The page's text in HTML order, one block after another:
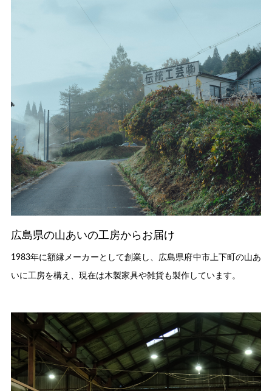
広島県の山あいの工房からお届け
1983年に額縁メーカーとして創業し、広島県府中市上下町の山あ
いに工房を構え、現在は木製家具や雑貨も製作しています。